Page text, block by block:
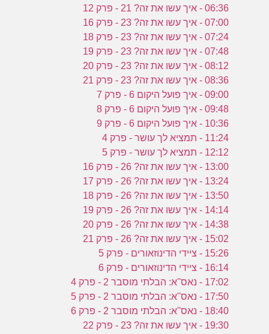
06:36 - איך עשו את זה? 21 - פרק 12
07:00 - איך עשו את זה? 23 - פרק 16
07:24 - איך עשו את זה? 23 - פרק 18
07:48 - איך עשו את זה? 23 - פרק 19
08:12 - איך עשו את זה? 23 - פרק 20
08:36 - איך עשו את זה? 23 - פרק 21
09:00 - איך פועל היקום 6 - פרק 7
09:48 - איך פועל היקום 6 - פרק 8
10:36 - איך פועל היקום 6 - פרק 9
11:24 - תמציא לך עושר - פרק 4
12:12 - תמציא לך עושר - פרק 5
13:00 - איך עשו את זה? 26 - פרק 16
13:24 - איך עשו את זה? 26 - פרק 17
13:50 - איך עשו את זה? 26 - פרק 18
14:14 - איך עשו את זה? 26 - פרק 19
14:38 - איך עשו את זה? 26 - פרק 20
15:02 - איך עשו את זה? 26 - פרק 21
15:26 - ציידי הדינוזאורים - פרק 5
16:14 - ציידי הדינוזאורים - פרק 6
17:02 - נאס''א: הבלתי מוסבר 2 - פרק 4
17:50 - נאס''א: הבלתי מוסבר 2 - פרק 5
18:40 - נאס''א: הבלתי מוסבר 2 - פרק 6
19:30 - איך עשו את זה? 23 - פרק 22